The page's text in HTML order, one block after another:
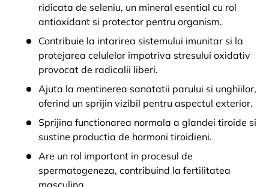
ridicata de seleniu, un mineral esential cu rol
antioxidant si protector pentru organism.
Contribuie la intarirea sistemului imunitar si la
protejarea celulelor impotriva stresului oxidativ
provocat de radicalii liberi.
Ajuta la mentinerea sanatatii parului si unghiilor,
oferind un sprijin vizibil pentru aspectul exterior.
Sprijina functionarea normala a glandei tiroide si
sustine productia de hormoni tiroidieni.
Are un rol important in procesul de
spermatogeneza, contribuind la fertilitatea